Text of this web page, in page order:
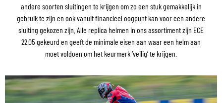
andere soorten sluitingen te krijgen om zo een stuk gemakkelijk in
gebruik te zijn en ook vanuit financieel oogpunt kan voor een andere
sluiting gekozen zijn. Alle replica helmen in ons assortiment zijn ECE
22.05 gekeurd en geeft de minimale eisen aan waar een helm aan
moet voldoen om het keurmerk ‘veilig’ te krijgen.